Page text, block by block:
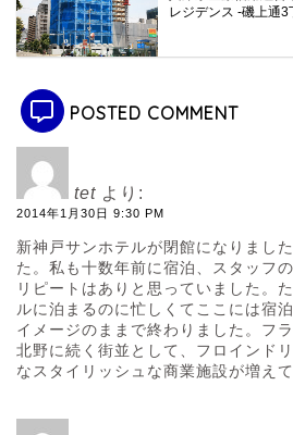
レジデンス -磯上通3
POSTED COMMENT
tet より:
2014年1月30日 9:30 PM
新神戸サンホテルが閉館になりまし
た。私も十数年前に宿泊、スタッフ
リピートはありと思っていました。
ルに泊まるのに忙しくてここには宿
イメージのままで終わりました。フ
北野に続く街並として、フロインド
なスタイリッシュな商業施設が増え